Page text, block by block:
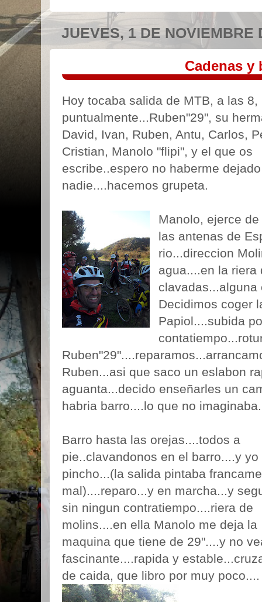
JUEVES, 1 DE NOVIEMBRE
Cadenas y
Hoy tocaba salida de MTB, a las 8,
puntualmente...Ruben"29", su
David, Ivan, Ruben, Antu, Carlos,
Cristian, Manolo "flipi", y el que os
escribe..espero no haberme
nadie....hacemos grupeta.
Manolo, ejerce
las antenas de
rio...direccion
agua....en la riera
Decidimos coger
Papiol....subida
Ruben...asi que saco un eslabon
aguanta...decido enseñarles un
habria barro....lo que no
Barro hasta las orejas....todos a
pie..clavandonos en el barro....y yo
pincho...(la salida pintaba
mal)....reparo...y en marcha...y
sin ningun contratiempo....riera de
molins....en ella Manolo me deja la
maquina que tiene de 29"....y no
fascinante....rapida y
de caida, que libro por muy poco....